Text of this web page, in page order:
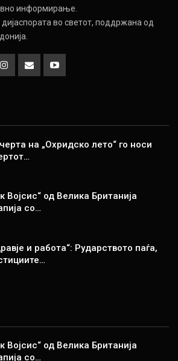
информирање.
во светот, поддржана од
на „Охридско лето“ го носи
Војсис“ од Велика Британија
со…
и работа“: Рударството паѓа,
Војсис“ од Велика Британија
со…